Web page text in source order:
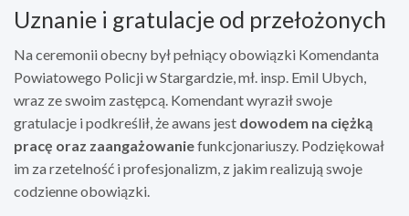
Uznanie i gratulacje od przełożonych
Na ceremonii obecny był pełniący obowiązki Komendanta
Powiatowego Policji w Stargardzie, mł. insp. Emil Ubych,
wraz ze swoim zastępcą. Komendant wyraził swoje
gratulacje i podkreślił, że awans jest dowodem na ciężką
pracę oraz zaangażowaniefunkcjonariuszy. Podziękował
im za rzetelność i profesjonalizm, z jakim realizują swoje
codzienne obowiązki.